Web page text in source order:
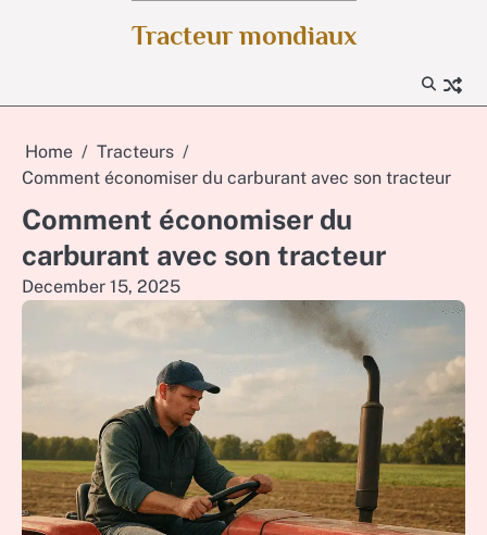
Tracteur mondiaux
Home
Tracteurs
Comment économiser du carburant avec son tracteur
Comment économiser du
carburant avec son tracteur
December 15, 2025